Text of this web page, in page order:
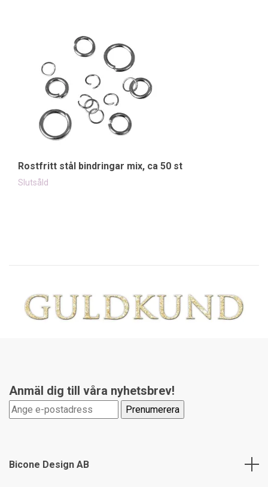
Rostfritt stål bindringar mix, ca 50 st
Slutsåld
Anmäl dig till våra nyhetsbrev!
Bicone Design AB